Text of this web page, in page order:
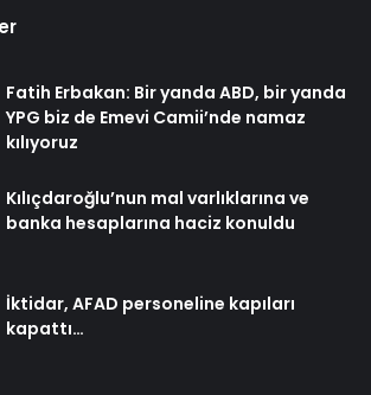
Fatih Erbakan: Bir yanda ABD, bir yanda
YPG biz de Emevi Camii’nde namaz
kılıyoruz
Kılıçdaroğlu’nun mal varlıklarına ve
banka hesaplarına haciz konuldu
İktidar, AFAD personeline kapıları
kapattı…